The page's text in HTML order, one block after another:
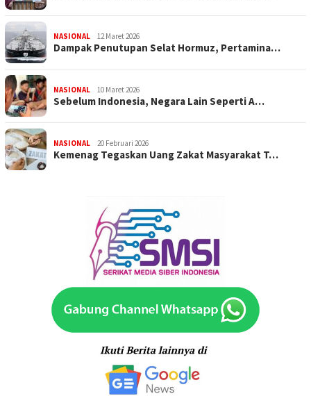
NASIONAL 12 Maret 2026
Dampak Penutupan Selat Hormuz, Pertamina…
NASIONAL 10 Maret 2026
Sebelum Indonesia, Negara Lain Seperti A…
NASIONAL 20 Februari 2026
Kemenag Tegaskan Uang Zakat Masyarakat T…